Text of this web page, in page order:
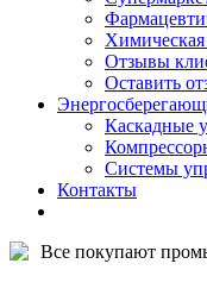
Отзывы
Оставить
Каскадные
Системы
Контакты